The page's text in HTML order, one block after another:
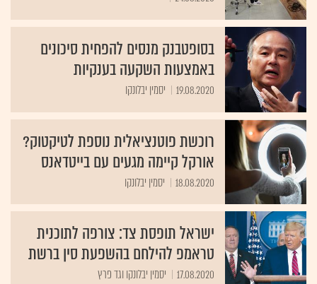
בסופטבנק מנסים להפחית סיכונים
באמצעות השקעה בענקיות
19.08.2020 יסמין יבלונקו
רוכשת פוטנציאלית נוספת לטיקטוק?
אורקל קיימה מגעים עם בייטדאנס
18.08.2020 יסמין יבלונקו
ישראל תופסת צד: צורפה לתוכנית
טראמפ להילחם בהשפעת סין ברשת
17.08.2020 יסמין יבלונקו וגד פרץ